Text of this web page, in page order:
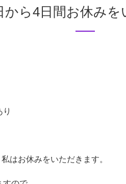
から4日間お休み
お休みをいただきます。